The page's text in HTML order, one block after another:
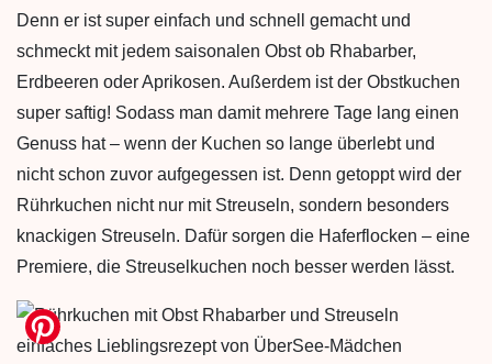
Denn er ist super einfach und schnell gemacht und
schmeckt mit jedem saisonalen Obst ob Rhabarber,
Erdbeeren oder Aprikosen. Außerdem ist der Obstkuchen
super saftig! Sodass man damit mehrere Tage lang einen
Genuss hat – wenn der Kuchen so lange überlebt und
nicht schon zuvor aufgegessen ist. Denn getoppt wird der
Rührkuchen nicht nur mit Streuseln, sondern besonders
knackigen Streuseln. Dafür sorgen die Haferflocken – eine
Premiere, die Streuselkuchen noch besser werden lässt.